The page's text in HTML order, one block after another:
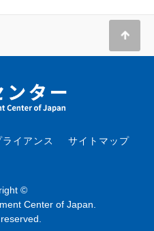
ライアンス
サイトマップ
©
Center of Japan.